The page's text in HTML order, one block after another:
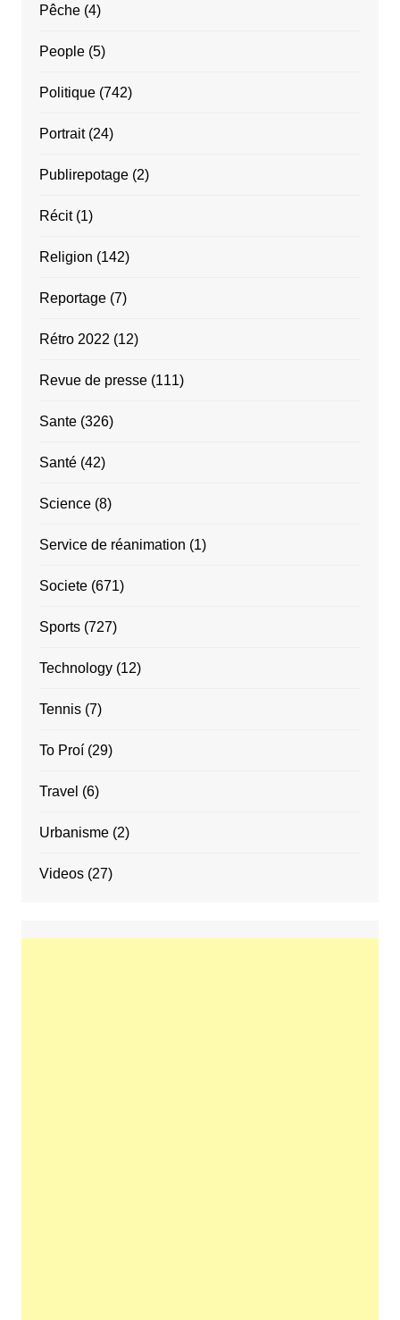
Pêche(4)
People(5)
Politique(742)
Portrait(24)
Publirepotage(2)
Récit(1)
Religion (142)
Reportage(7)
Rétro 2022 (12)
Revue de presse(111)
Sante(326)
Santé(42)
Science(8)
Service de réanimation (1)
Societe(671)
Sports(727)
Technology(12)
Tennis(7)
To Proí(29)
Travel (6)
Urbanisme(2)
Videos(27)